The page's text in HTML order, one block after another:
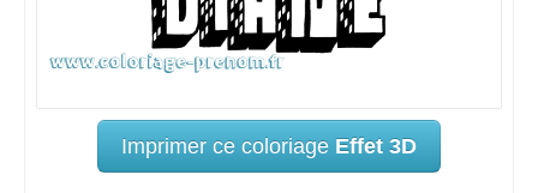
Imprimer ce coloriage Effet 3D